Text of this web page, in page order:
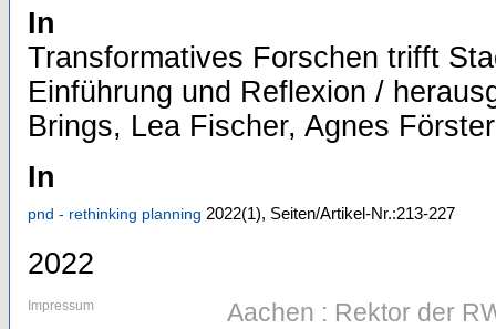
In
Transformatives Forschen trifft
Einführung und Reflexion /
Brings, Lea Fischer, Agnes
In
pnd - rethinking planning 2022(1), Seiten/Artikel-Nr.:213-227
2022
Impressum Aachen : Rektor der